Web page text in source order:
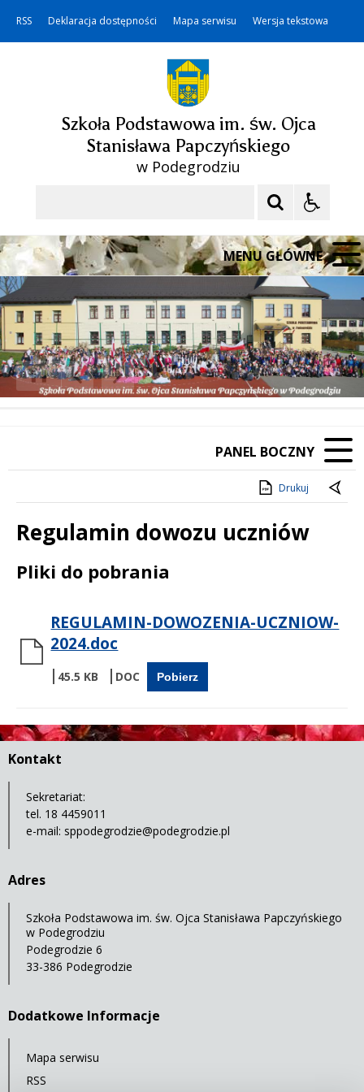
RSS Deklaracja dostępności Mapa serwisu Wersja tekstowa
Szkoła Podstawowa im. św. Ojca
Stanisława Papczyńskiego
w Podegrodziu
MENU GŁÓWNE
Poprzedni Element
Następny Element
❚❚
PANEL BOCZNY
Drukuj
Regulamin dowozu uczniów
Treść
Pliki do pobrania
REGULAMIN-DOWOZENIA-UCZNIOW-
2024.doc
45.5 KB Pobierz
Kontakt
Sekretariat:
tel. 18 4459011
e-mail: sppodegrodzie@podegrodzie.pl
Adres
Szkoła Podstawowa im. św. Ojca Stanisława Papczyńskiego
w Podegrodziu
Podegrodzie 6
33-386 Podegrodzie
Dodatkowe Informacje
Mapa serwisu
RSS